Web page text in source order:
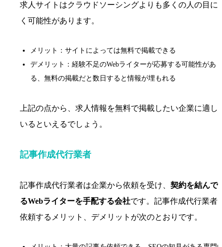
求人サイトはクラウドソーシングよりも多くの人の目に
く可能性があります。
メリット：サイトによっては無料で掲載できる
デメリット：経験不足のWebライターが応募する可能性があ
る、無料の掲載だと数日すると情報が埋もれる
上記の点から、求人情報を無料で掲載したい企業に適し
いるといえるでしょう。
記事作成代行業者
記事作成代行業者は企業から依頼を受け、 契約を結んで
るWebライターを手配する会社です。記事作成代行業者
依頼するメリット、デメリットが次のとおりです。